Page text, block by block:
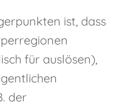
ist, dass
für auslösen),
der